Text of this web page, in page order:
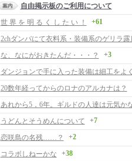
自由掲示板のご利用について
世 界 を 明 る く し た い ！
+61
2chダンバにて衣料系・装備系のゲリラ露
な、なにがおきたんだ・・・？
+3
ダンジョンで手に入った装備は細工をよ
20数年経ってからのロナのアルカナは？
あれから5，6年。ギルドの人達は元気か
うどんとそうめんについて
+7
恋咲島の名残……？ +2
コラボしねーかな +38